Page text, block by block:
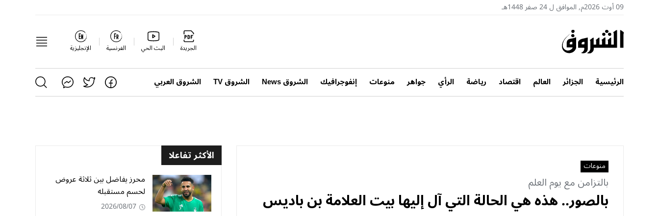
09 أوت 2026م, الموافق ل 24 صفر 1448هـ
الجريدة البث الحي الفرنسية الإنجليزية
الرئيسية الجزائر العالم اقتصاد رياضة الرأي جواهر منوعات إنفوجرافيك الشروق News الشروق TV الشروق العربي
منوعات
بالتزامن مع يوم العلم
بالصور.. هذه هي الحالة التي آل إليها بيت العلامة بن باديس
الأكثر تفاعلا
محرز يفاضل بين ثلاثة عروض
لحسم مستقبله
2026/08/07